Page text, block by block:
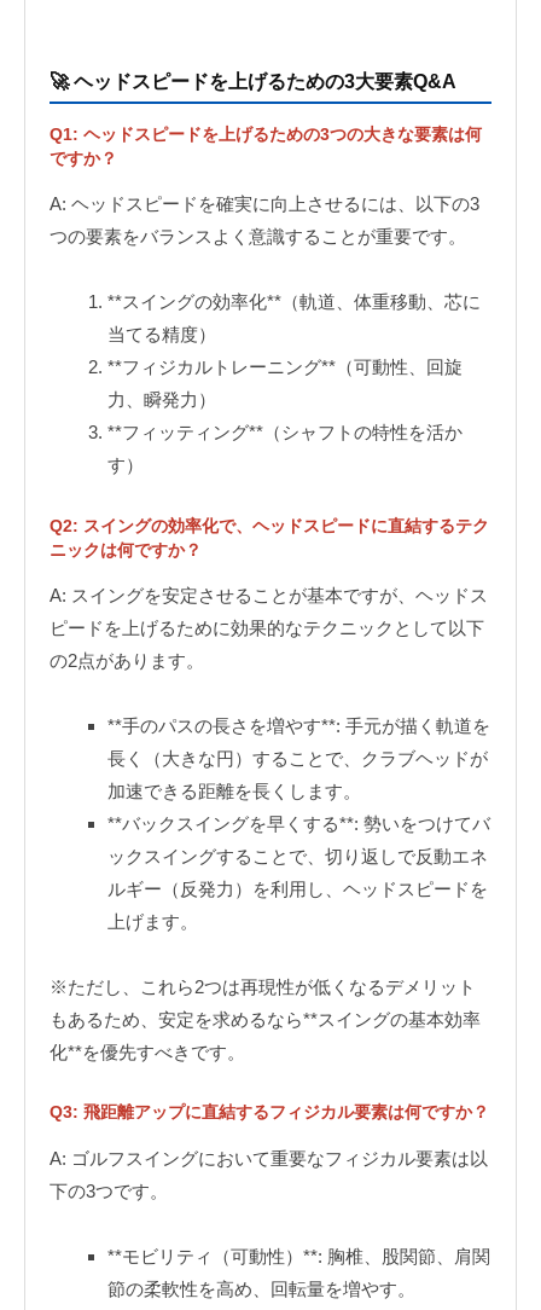
🚀 ヘッドスピードを上げるための3大要素Q&A
Q1: ヘッドスピードを上げるための3つの大きな要素は何
ですか？
A: ヘッドスピードを確実に向上させるには、以下の3
つの要素をバランスよく意識することが重要です。
**スイングの効率化**（軌道、体重移動、芯に
当てる精度）
**フィジカルトレーニング**（可動性、回旋
力、瞬発力）
**フィッティング**（シャフトの特性を活か
す）
Q2: スイングの効率化で、ヘッドスピードに直結するテク
ニックは何ですか？
A: スイングを安定させることが基本ですが、ヘッドス
ピードを上げるために効果的なテクニックとして以下
の2点があります。
**手のパスの長さを増やす**: 手元が描く軌道を
長く（大きな円）することで、クラブヘッドが
加速できる距離を長くします。
**バックスイングを早くする**: 勢いをつけてバ
ックスイングすることで、切り返しで反動エネ
ルギー（反発力）を利用し、ヘッドスピードを
上げます。
※ただし、これら2つは再現性が低くなるデメリット
もあるため、安定を求めるなら**スイングの基本効率
化**を優先すべきです。
Q3: 飛距離アップに直結するフィジカル要素は何ですか？
A: ゴルフスイングにおいて重要なフィジカル要素は以
下の3つです。
**モビリティ（可動性）**: 胸椎、股関節、肩関
節の柔軟性を高め、回転量を増やす。